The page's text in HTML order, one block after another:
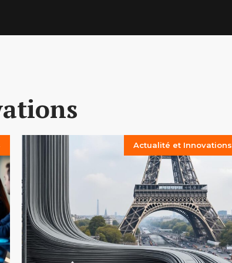
Actualité et Innovations